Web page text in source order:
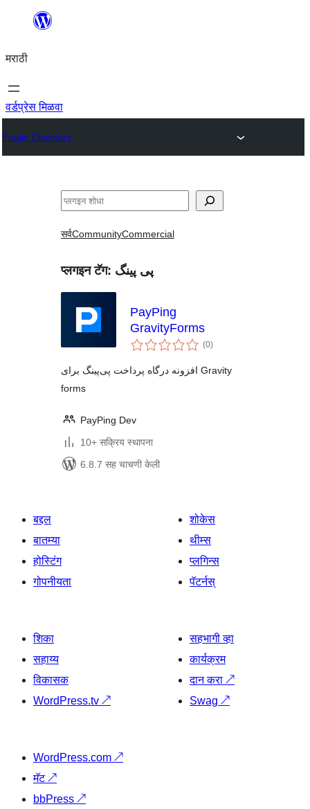
सामुग्रीवर
मराठी
वर्डप्रेस मिळवा
Plugin Directory
शोधा
सर्वCommunityCommercial
प्लगइन टॅग: پی پینگ
PayPing
GravityForms
(0एकूण
मूल्यांकन
)
افزونه درگاه پرداخت پی‌پینگ برای Gravity
forms
PayPing Dev
10+ सक्रिय स्थापना
6.8.7 सह चाचणी केली
बद्दल
बातम्या
होस्टिंग
गोपनीयता
शोकेस
थीम्स
प्लगिन्स
पॅटर्नस्
शिका
सहाय्य
विकासक
WordPress.tv ↗
सहभागी व्हा
कार्यक्रम
दान करा ↗
Swag ↗
WordPress.com ↗
मॅट↗
bbPress ↗